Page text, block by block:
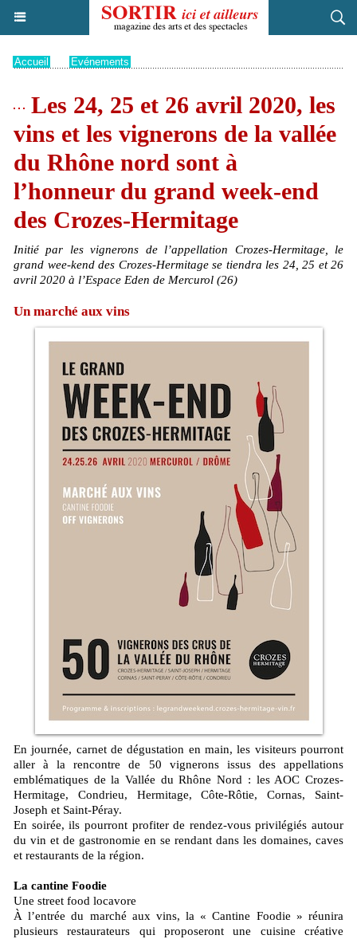
Accueil Evénements
Les 24, 25 et 26 avril 2020, les
vins et les vignerons de la vallée
du Rhône nord sont à
l’honneur du grand week-end
des Crozes-Hermitage
Initié par les vignerons de l’appellation Crozes-Hermitage, le
grand wee-kend des Crozes-Hermitage se tiendra les 24, 25 et 26
avril 2020 à l’Espace Eden de Mercurol (26)
Un marché aux vins
En journée, carnet de dégustation en main, les visiteurs pourront
aller à la rencontre de 50 vignerons issus des appellations
emblématiques de la Vallée du Rhône Nord : les AOC Crozes-
Hermitage, Condrieu, Hermitage, Côte-Rôtie, Cornas, Saint-
Joseph et Saint-Péray.
En soirée, ils pourront profiter de rendez-vous privilégiés autour
du vin et de gastronomie en se rendant dans les domaines, caves
et restaurants de la région.
La cantine Foodie
Une street food locavore
À l’entrée du marché aux vins, la « Cantine Foodie » réunira
plusieurs restaurateurs qui proposeront une cuisine créative